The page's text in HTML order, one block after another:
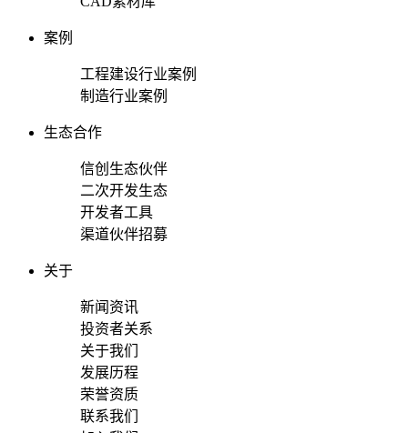
案例
工程建设行业案例
制造行业案例
生态合作
信创生态伙伴
二次开发生态
开发者工具
渠道伙伴招募
关于
新闻资讯
投资者关系
关于我们
发展历程
荣誉资质
联系我们